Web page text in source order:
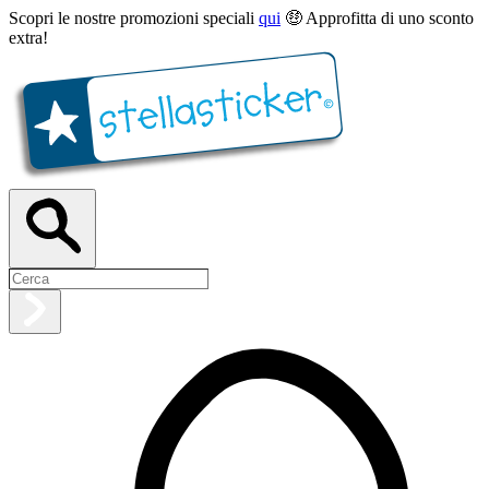
Scopri le nostre promozioni speciali qui 🤑 Approfitta di uno sconto
extra!